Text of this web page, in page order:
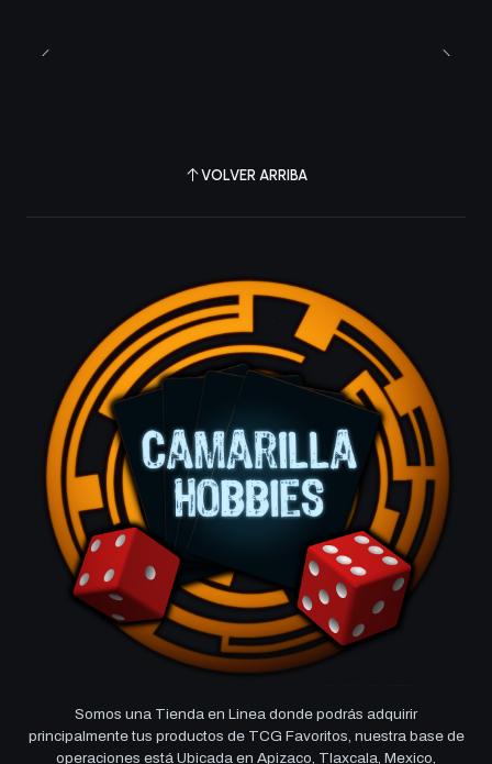
VOLVER ARRIBA
Somos una Tienda en Linea donde podrás adquirir
principalmente tus productos de TCG Favoritos, nuestra base de
operaciones está Ubicada en Apizaco, Tlaxcala, Mexico,